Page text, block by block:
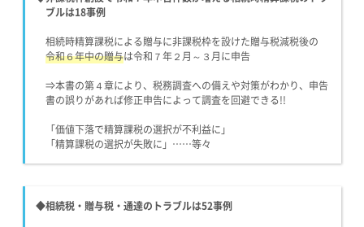
ブルは18事例
相続時精算課税による贈与に非課税枠を設けた贈与税減税後の
令和６年中の贈与は令和７年２月～３月に申告
⇒本書の第４章により、税務調査への備えや対策がわかり、 申告
書の誤りがあれば修正申告によって調査を回避できる!!
「価値下落で精算課税の選択が不利益に」
「精算課税の選択が失敗に」……等々
◆相続税・贈与税・通達のトラブルは52事例